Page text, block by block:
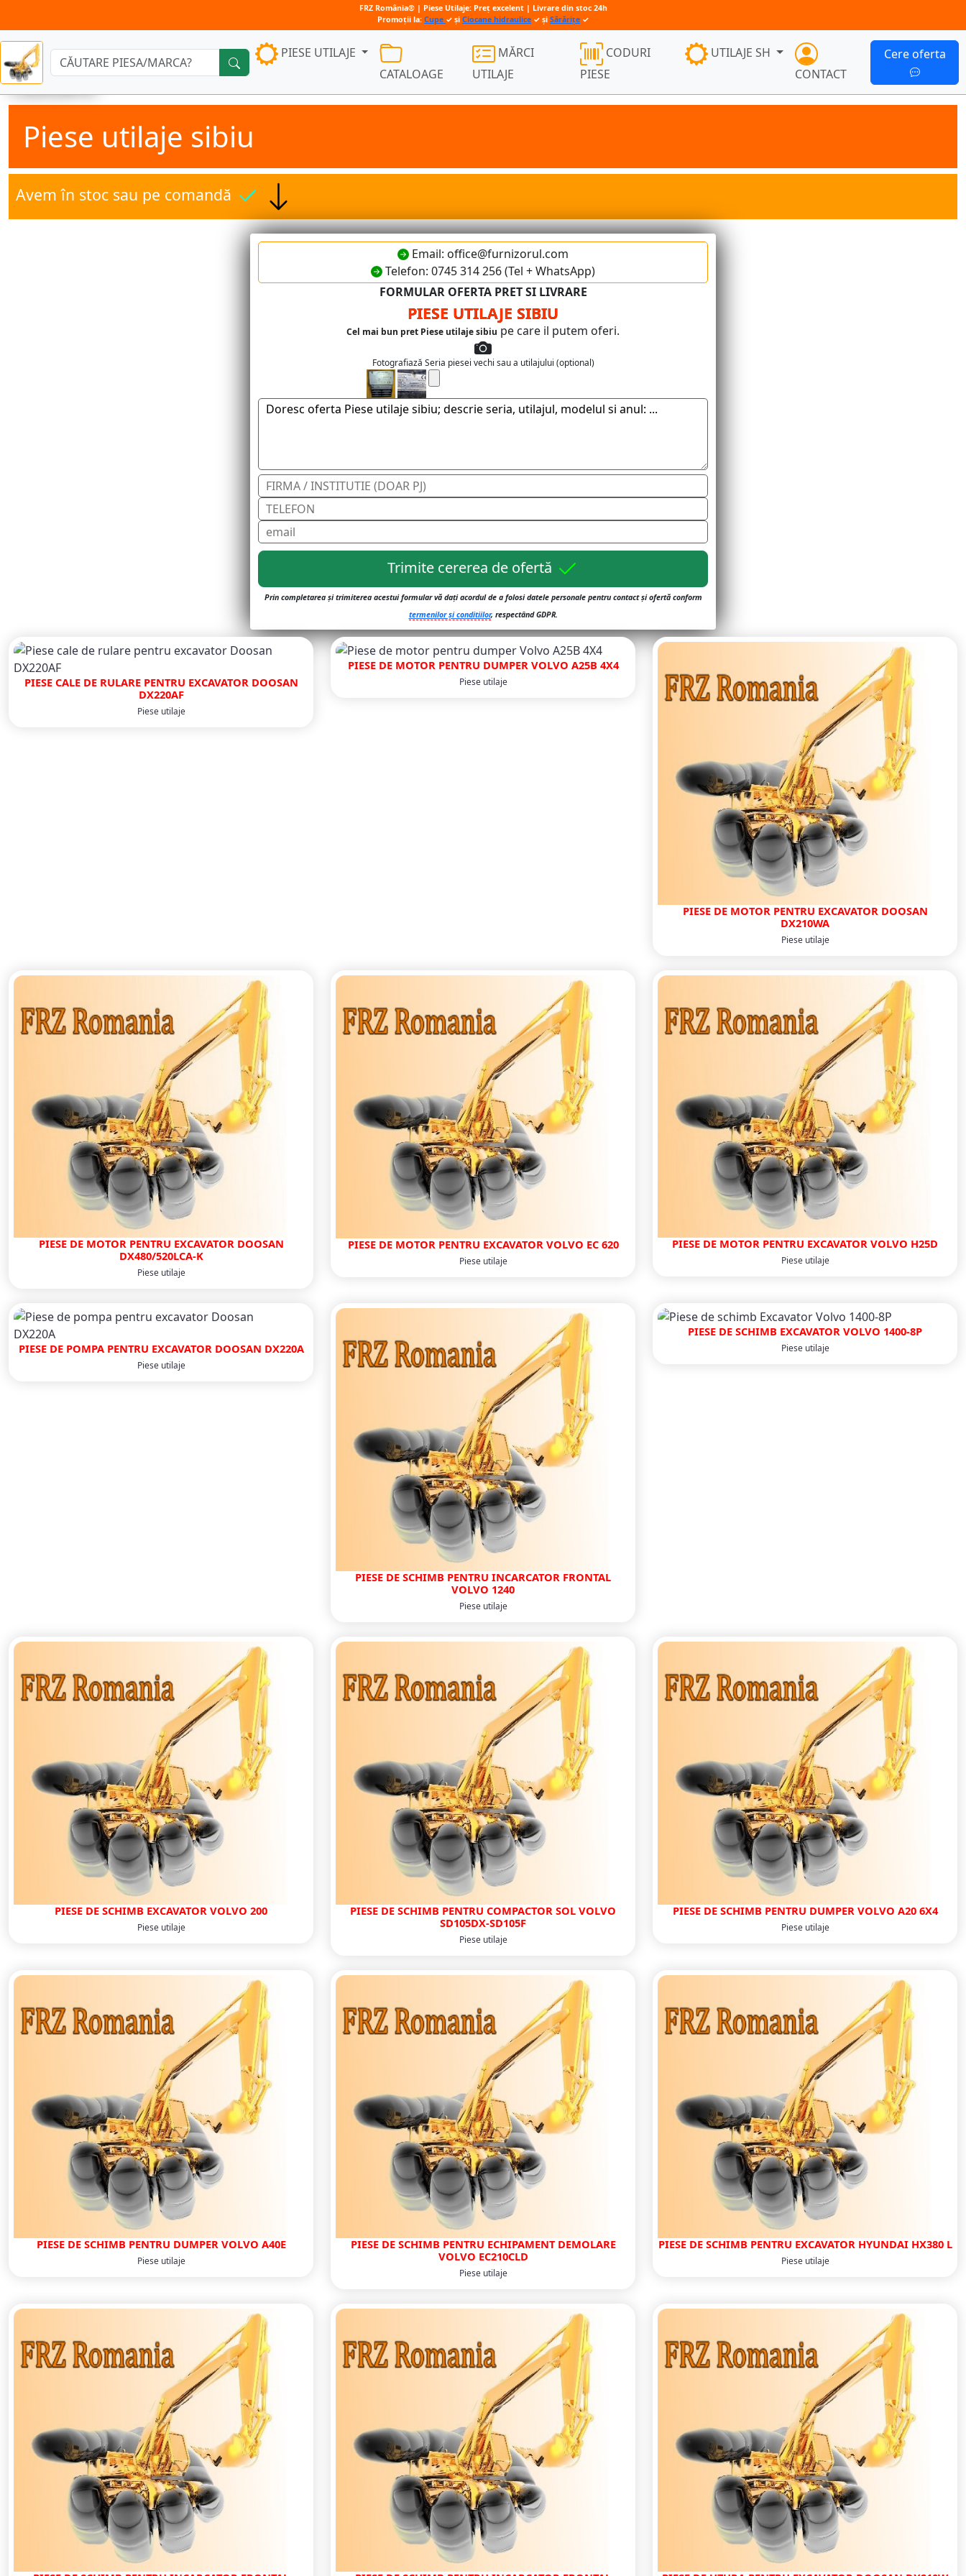
Căutare:
Piese utilaje sibiu
Avem în stoc sau pe comandă
Email: office@furnizorul.com
Telefon: 0745 314 256 (Tel + WhatsApp)
FORMULAR OFERTA PRET SI LIVRARE
PIESE UTILAJE SIBIU
Cel mai bun pret Piese utilaje sibiu pe care il putem oferi.
Fotografiază Seria piesei vechi sau a utilajului (optional)
Trimite cererea de ofertă
Prin completarea și trimiterea acestui formular vă dați acordul de a folosi datele personale pentru contact și ofertă conform
termenilor și conditiilor, respectând GDPR.
PIESE CALE DE RULARE PENTRU EXCAVATOR DOOSAN
DX220AF
Piese utilaje
PIESE DE MOTOR PENTRU DUMPER VOLVO A25B 4X4
Piese utilaje
PIESE DE MOTOR PENTRU EXCAVATOR DOOSAN
DX210WA
Piese utilaje
PIESE DE MOTOR PENTRU EXCAVATOR DOOSAN
DX480/520LCA-K
Piese utilaje
PIESE DE MOTOR PENTRU EXCAVATOR VOLVO EC 620
Piese utilaje
PIESE DE MOTOR PENTRU EXCAVATOR VOLVO H25D
Piese utilaje
PIESE DE POMPA PENTRU EXCAVATOR DOOSAN DX220A
Piese utilaje
PIESE DE SCHIMB PENTRU INCARCATOR FRONTAL
VOLVO 1240
Piese utilaje
PIESE DE SCHIMB EXCAVATOR VOLVO 1400-8P
Piese utilaje
PIESE DE SCHIMB EXCAVATOR VOLVO 200
Piese utilaje
PIESE DE SCHIMB PENTRU COMPACTOR SOL VOLVO
SD105DX-SD105F
Piese utilaje
PIESE DE SCHIMB PENTRU DUMPER VOLVO A20 6X4
Piese utilaje
PIESE DE SCHIMB PENTRU DUMPER VOLVO A40E
Piese utilaje
PIESE DE SCHIMB PENTRU ECHIPAMENT DEMOLARE
VOLVO EC210CLD
Piese utilaje
PIESE DE SCHIMB PENTRU EXCAVATOR HYUNDAI HX380 L
Piese utilaje
FRZ România® | Piese Utilaje: Preț excelent | Livrare din stoc 24h
Promoții la: Cupe ✓ și Ciocane hidraulice ✓ și Sărărițe ✓
PIESE UTILAJE
CATALOAGE
MĂRCI
UTILAJE
CODURI
PIESE
UTILAJE SH
CONTACT
Cere oferta